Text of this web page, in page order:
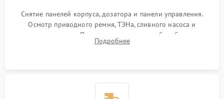
Снятие панелей корпуса, дозатора и панели управления.
Осмотр приводного ремня, ТЭНа, сливного насоса и
амортизаторов. Проверка подшипников барабана и
крестовины на износ, а манжеты люка на разрывы.
Подробнее